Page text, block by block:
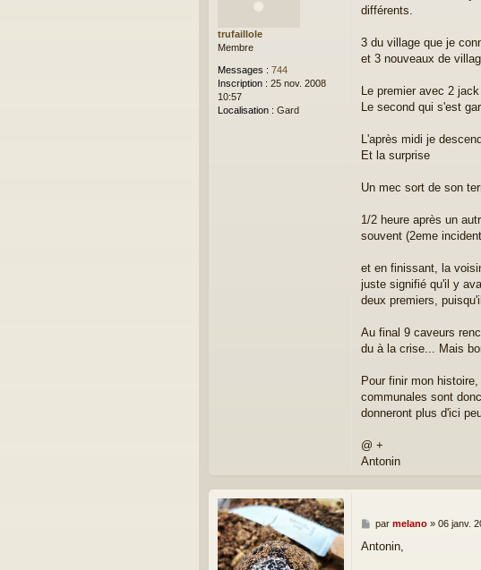
trufaillole
Membre
Messages : 744
Inscription : 25 nov. 2008
10:57
Localisation : Gard
s
g
différents.
3 du village que je
et 3 nouveaux de
Le premier avec 2
Le second qui s'est
L'après midi je
Et la surprise
Un mec sort de son
1/2 heure après un
souvent (2eme
et en finissant, la
juste signifié qu'il y
deux premiers,
Au final 9 caveurs
du à la crise... Mais
Pour finir mon
communales sont
donneront plus d'ici
@ +
Antonin
M
s
par melano» 06 janv.
Antonin,